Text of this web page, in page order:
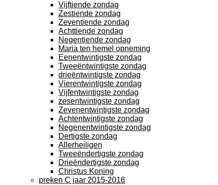
Vijftiende zondag
Zestiende zondag
Zeventiende zondag
Achttiende zondag
Negentiende zondag
Maria ten hemel opneming
Eenentwintigste zondag
Tweeëntwintigste zondag
drieëntwintigste zondag
Vierentwintigste zondag
Vijfentwintigste zondag
zesentwintigste zondag
Zevenentwintigste zondag
Achtentwintigste zondag
Negenentwintigste zondag
Dertigste zondag
Allerheiligen
Tweeëndertigste zondag
Drieëndertigste zondag
Christus Koning
preken C jaar 2015-2016